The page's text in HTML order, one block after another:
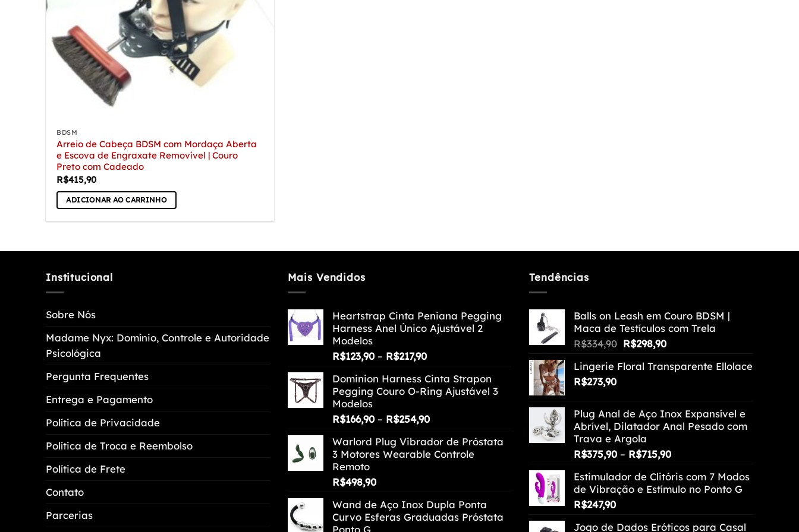
BDSM
Arreio de Cabeça BDSM com Mordaça Aberta
e Escova de Engraxate Removível | Couro
Preto com Cadeado
R$415,90
ADICIONAR AO CARRINHO
Institucional
Sobre Nós
Madame Nyx: Domínio, Controle e Autoridade
Psicológica
Pergunta Frequentes
Entrega e Pagamento
Política de Privacidade
Política de Troca e Reembolso
Política de Frete
Contato
Parcerias
Mais Vendidos
Heartstrap Cinta Peniana Pegging
Harness Anel Único Ajustável 2
Modelos
R$123,90 – R$217,90Faixa
preço:
R$123,90
R$217,90
Dominion Harness Cinta Strapon
Pegging Couro O-Ring Ajustável 3
Modelos
R$166,90 – R$254,90Faixa
preço:
R$166,90
Warlord Plug Vibrador de Próstata
3 Motores Wearable Controle
Remoto
R$498,90
Wand de Aço Inox Dupla Ponta
Curvo Esferas Graduadas Próstata
Ponto G
Tendências
Balls on Leash em Couro BDSM |
Maca de Testículos com Trela
R$334,90 O
original
R$298,90O
atual
Lingerie Floral Transparente Ellolace
R$273,90
Plug Anal de Aço Inox Expansível e
Abrível, Dilatador Anal Pesado com
Trava e Argola
R$375,90 – R$715,90Faixa
preço:
R$375,90
Estimulador de Clitóris com 7 Modos
de Vibração e Estímulo no Ponto G
R$247,90
Jogo de Dados Eróticos para Casal